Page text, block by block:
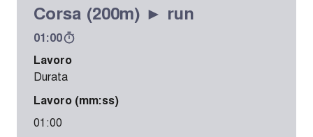
Corsa (200m) ► run
01:00
Lavoro
Durata
Lavoro (mm:ss)
01:00